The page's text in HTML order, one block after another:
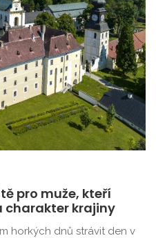
pro muže, kteří
charakter krajiny
horkých dnů strávit den v